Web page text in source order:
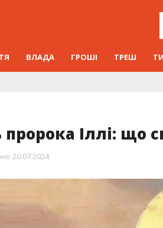
ВЛАДА ГРОШІ ТРЕШ
Іллі: що
20.07.2024